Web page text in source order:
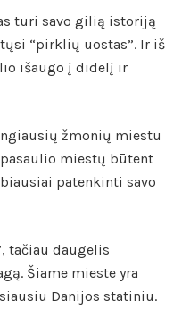
turi savo gilią istoriją
“pirklių uostas”. Ir iš
išaugo į didelį ir
žmonių miestu
miestų būtent
patenkinti savo
tačiau daugelis
Šiame mieste yra
Danijos statiniu.